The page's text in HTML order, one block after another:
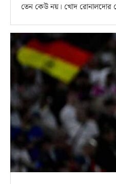
তেন কেউ নয়। খোদ রোনালদোর